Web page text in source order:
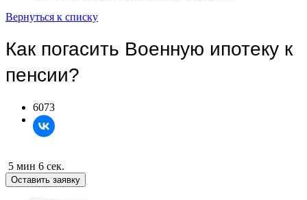
Вернуться к списку
Как погасить Военную ипотеку к
пенсии?
6073
5 мин 6 сек.
Оставить заявку